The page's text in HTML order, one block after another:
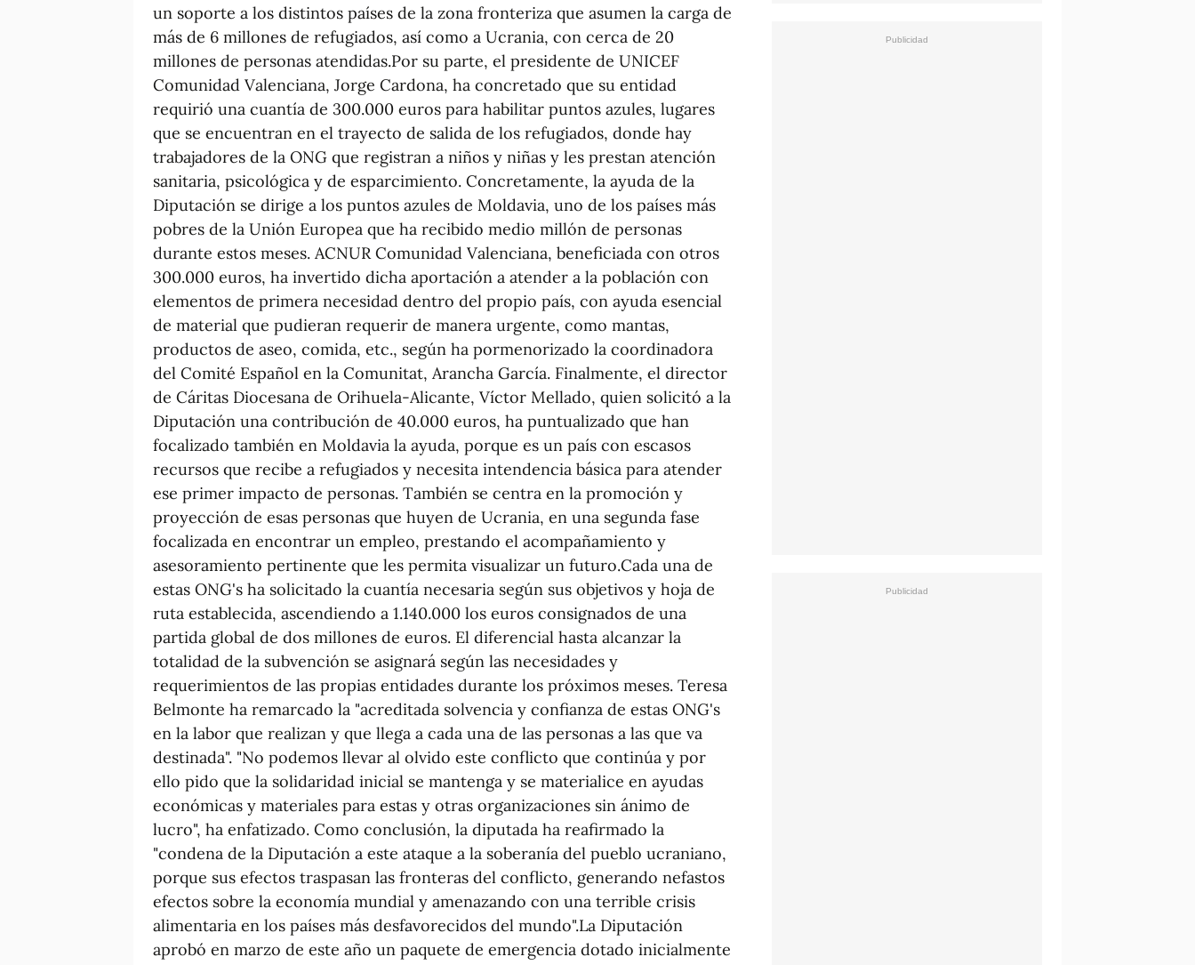
un soporte a los distintos países de la zona fronteriza que asumen la carga de
más de 6 millones de refugiados, así como a Ucrania, con cerca de 20
millones de personas atendidas.Por su parte, el presidente de UNICEF
Comunidad Valenciana, Jorge Cardona, ha concretado que su entidad
requirió una cuantía de 300.000 euros para habilitar puntos azules, lugares
que se encuentran en el trayecto de salida de los refugiados, donde hay
trabajadores de la ONG que registran a niños y niñas y les prestan atención
sanitaria, psicológica y de esparcimiento. Concretamente, la ayuda de la
Diputación se dirige a los puntos azules de Moldavia, uno de los países más
pobres de la Unión Europea que ha recibido medio millón de personas
durante estos meses. ACNUR Comunidad Valenciana, beneficiada con otros
300.000 euros, ha invertido dicha aportación a atender a la población con
elementos de primera necesidad dentro del propio país, con ayuda esencial
de material que pudieran requerir de manera urgente, como mantas,
productos de aseo, comida, etc., según ha pormenorizado la coordinadora
del Comité Español en la Comunitat, Arancha García. Finalmente, el director
de Cáritas Diocesana de Orihuela-Alicante, Víctor Mellado, quien solicitó a la
Diputación una contribución de 40.000 euros, ha puntualizado que han
focalizado también en Moldavia la ayuda, porque es un país con escasos
recursos que recibe a refugiados y necesita intendencia básica para atender
ese primer impacto de personas. También se centra en la promoción y
proyección de esas personas que huyen de Ucrania, en una segunda fase
focalizada en encontrar un empleo, prestando el acompañamiento y
asesoramiento pertinente que les permita visualizar un futuro.Cada una de
estas ONG's ha solicitado la cuantía necesaria según sus objetivos y hoja de
ruta establecida, ascendiendo a 1.140.000 los euros consignados de una
partida global de dos millones de euros. El diferencial hasta alcanzar la
totalidad de la subvención se asignará según las necesidades y
requerimientos de las propias entidades durante los próximos meses. Teresa
Belmonte ha remarcado la "acreditada solvencia y confianza de estas ONG's
en la labor que realizan y que llega a cada una de las personas a las que va
destinada". "No podemos llevar al olvido este conflicto que continúa y por
ello pido que la solidaridad inicial se mantenga y se materialice en ayudas
económicas y materiales para estas y otras organizaciones sin ánimo de
lucro", ha enfatizado. Como conclusión, la diputada ha reafirmado la
"condena de la Diputación a este ataque a la soberanía del pueblo ucraniano,
porque sus efectos traspasan las fronteras del conflicto, generando nefastos
efectos sobre la economía mundial y amenazando con una terrible crisis
alimentaria en los países más desfavorecidos del mundo".La Diputación
aprobó en marzo de este año un paquete de emergencia dotado inicialmente